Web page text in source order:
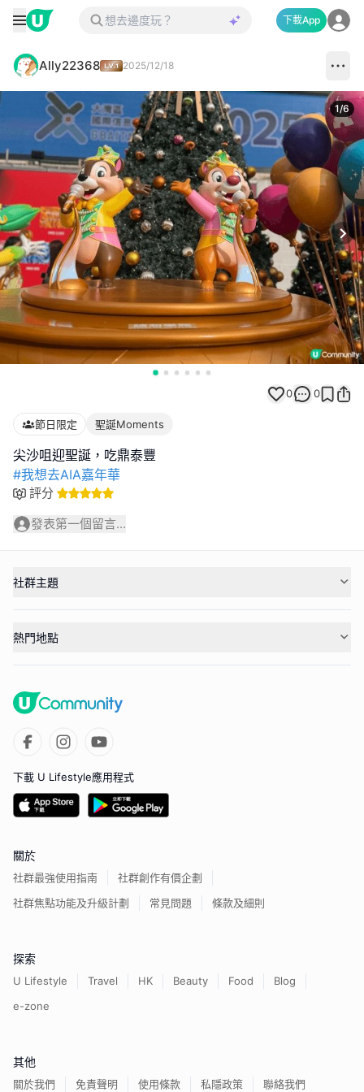
下載App
Ally22368 2025/12/18
1/6
0 0
節日限定 聖誕Moments
#我想去AIA嘉年華
評分
發表第一個留言...
社群主題
熱門地點
下載 U Lifestyle應用程式
關於
社群最強使用指南
社群創作有價企劃
社群焦點功能及升級計劃
常見問題 條款及細則
探索
U Lifestyle Travel HK Beauty Food
Blog
e-zone
其他
關於我們 免責聲明 使用條款 私隱政策 聯絡我們